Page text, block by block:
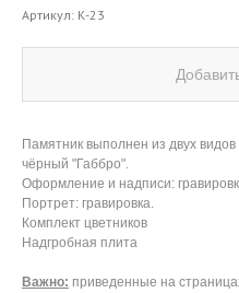
Артикул: К-23
Памятник выполнен из двух
чёрный "Габбро".
Оформление и надписи:
Портрет: гравировка.
Комплект цветников
Надгробная плита
Важно: приведенные на